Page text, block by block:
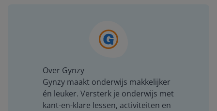
Over Gynzy
Gynzy maakt onderwijs makkelijker
én leuker. Versterk je onderwijs met
kant-en-klare lessen, activiteiten en